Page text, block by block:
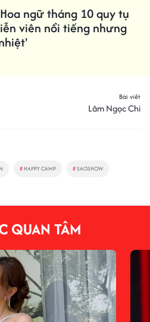
ngữ tháng 10 quy tụ
viên nổi tiếng nhưng
Bài viết
Lâm Ngọc Chi
# HAPPY CAMP #SAOSHOW
QUAN TÂM